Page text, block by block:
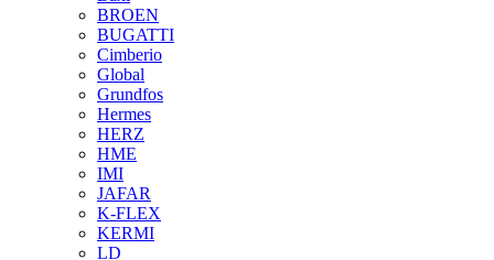
BROEN
BUGATTI
Cimberio
Global
Grundfos
Hermes
HERZ
HME
IMI
JAFAR
K-FLEX
KERMI
LD